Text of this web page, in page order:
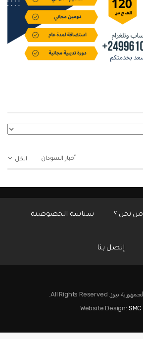
الكل أخبار السودان
من نحن ؟ سياسة الخصوصية
إتصل بنا
Website Design: SMC